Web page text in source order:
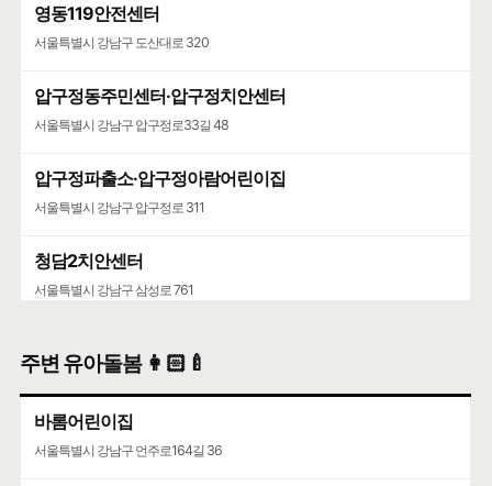
영동119안전센터
서울특별시 강남구 도산대로 320
압구정동주민센터·압구정치안센터
서울특별시 강남구 압구정로33길 48
압구정파출소·압구정아람어린이집
서울특별시 강남구 압구정로 311
청담2치안센터
서울특별시 강남구 삼성로 761
주변 유아돌봄 👩🏻‍🍼
바롬어린이집
서울특별시 강남구 언주로164길 36